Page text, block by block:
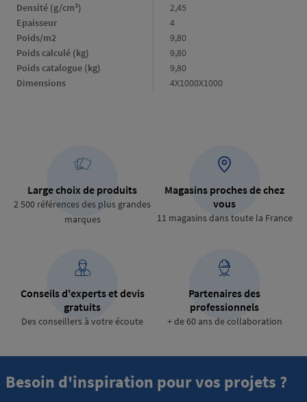
Densité (g/cm³)
Densité
(g/cm³)
2,45
Epaisseur
Epaisseur
4
Poids/m2
Poids/m2
9,80
Poids calculé (kg)
Poids
calculé
(kg)
9,80
Poids catalogue (kg)
Poids
catalogue
(kg)
9,80
Dimensions
Dimensions
4X1000X1000
Large choix de produits
2 500 références des plus grandes
marques
Magasins proches de chez
vous
11 magasins dans toute la France
Conseils d'experts et devis
gratuits
Des conseillers à votre écoute
Partenaires des
professionnels
+ de 60 ans de collaboration
Besoin d'inspiration pour vos projets ?